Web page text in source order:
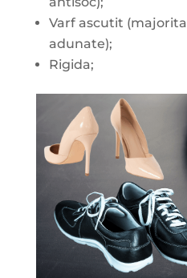
Varf ascutit
adunate);
Rigida;